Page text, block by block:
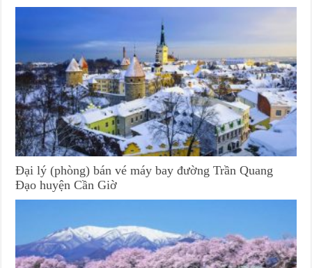
Đại lý (phòng) bán vé máy bay đường Trần Quang
Đạo huyện Cần Giờ